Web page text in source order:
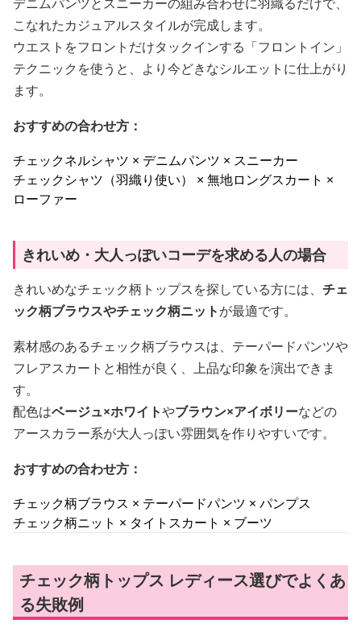
こなれたカジュアルスタイルが完成します。
ウエストをフロントだけタックインする「フロントイン」
テクニックを使うと、より今どきなシルエットに仕上がり
ます。
おすすめの合わせ方：
チェックネルシャツ × デニムパンツ × スニーカー
チェックシャツ（羽織り使い） × 無地ロングスカート ×
ローファー
きれいめ・大人っぽいコーデを求める人の場合
きれいめなチェック柄トップスを探している方には、 チェ
ック柄ブラウスやチェック柄ニットが最適です。
素材感のあるチェック柄ブラウスは、テーパードパンツや
フレアスカートと相性が良く、上品な印象を演出できま
す。
配色はベージュ×ホワイトやブラウン×アイボリーなどの
アースカラー系が大人っぽい雰囲気を作りやすいです。
おすすめの合わせ方：
チェック柄ブラウス × テーパードパンツ × パンプス
チェック柄ニット × タイトスカート × ブーツ
チェック柄トップス レディース選びでよくあ
る失敗例